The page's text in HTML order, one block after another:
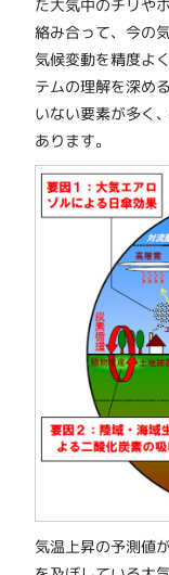
た大気中のチリや
絡み合って、今の
気候変動を精度よ
テムの理解を深め
いない要素が多く
あります。
気温上昇の予測値